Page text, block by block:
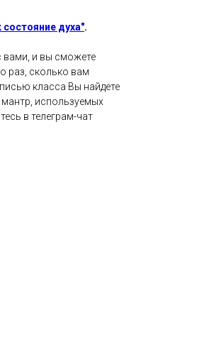
духа".
вами, и вы сможете
раз, сколько вам
класса Вы найдете
используемых
в телеграм-чат